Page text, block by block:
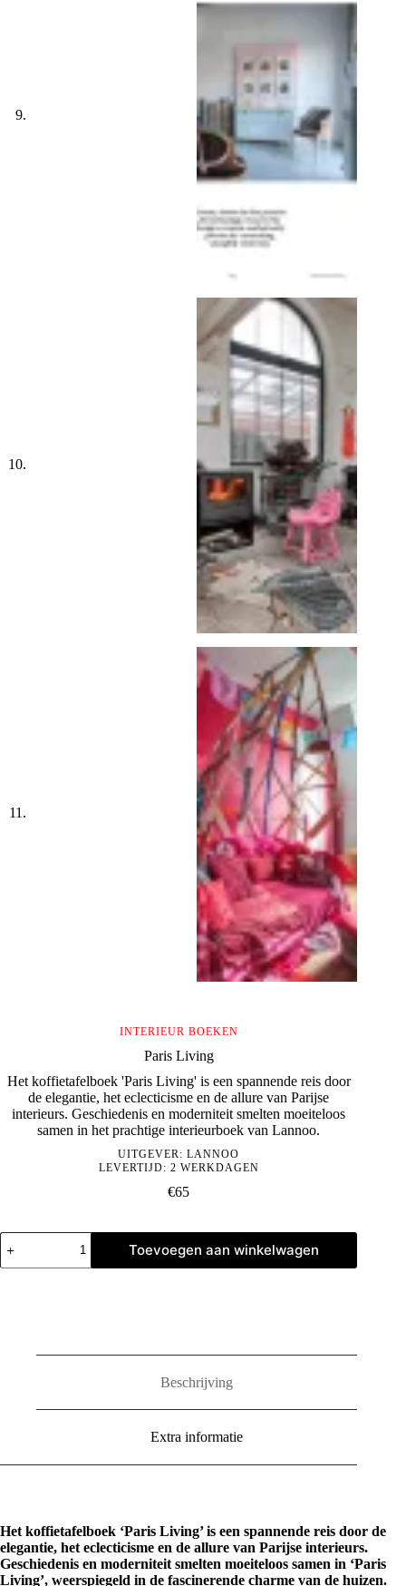
INTERIEUR BOEKEN
Paris Living
Het koffietafelboek 'Paris Living' is een spannende reis door
de elegantie, het eclecticisme en de allure van Parijse
interieurs. Geschiedenis en moderniteit smelten moeiteloos
samen in het prachtige interieurboek van Lannoo.
UITGEVER:LANNOO
LEVERTIJD: 2 WERKDAGEN
€65
Paris
Living
aantal
Toevoegen aan winkelwagen
Beschrijving
Extra informatie
Het koffietafelboek ‘Paris Living’ is een spannende reis door de
elegantie, het eclecticisme en de allure van Parijse interieurs.
Geschiedenis en moderniteit smelten moeiteloos samen in ‘Paris
Living’, weerspiegeld in de fascinerende charme van de huizen.